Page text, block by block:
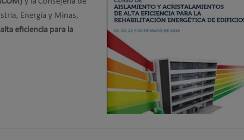
Energía y Minas,
eficiencia para la